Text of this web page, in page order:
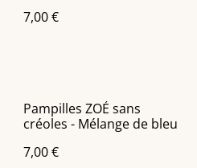
7,00 €
Pampilles ZOÉ sans
créoles - Mélange de bleu
7,00 €